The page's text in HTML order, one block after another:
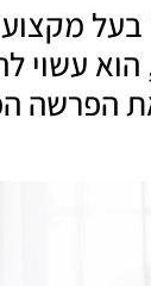
בעל
עשוי
הפרשה